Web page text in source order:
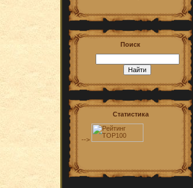
Поиск
Статистика
-->